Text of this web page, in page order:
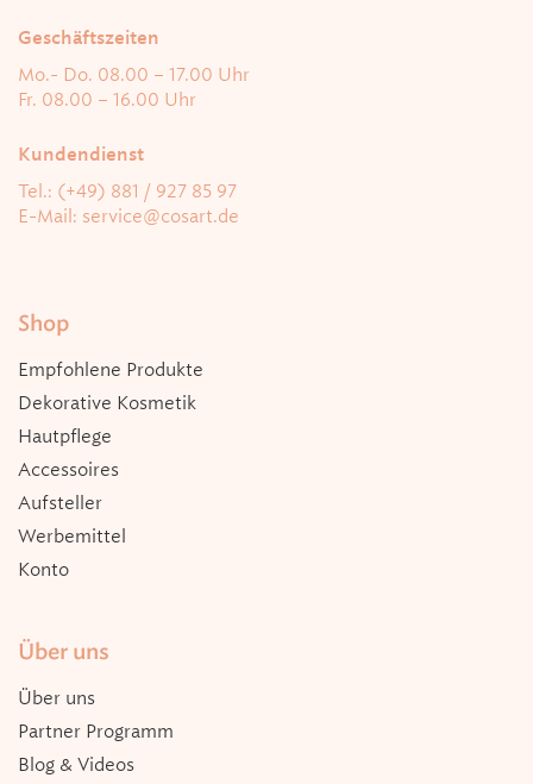
Geschäftszeiten
Mo.- Do. 08.00 – 17.00 Uhr
Fr. 08.00 – 16.00 Uhr
Kundendienst
Tel.: (+49) 881 / 927 85 97
E-Mail: service@cosart.de
Shop
Empfohlene Produkte
Dekorative Kosmetik
Hautpflege
Accessoires
Aufsteller
Werbemittel
Konto
Über uns
Über uns
Partner Programm
Blog & Videos